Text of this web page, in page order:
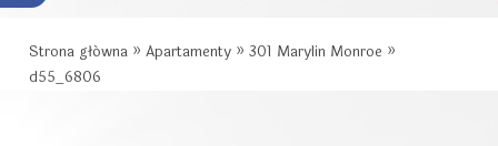
Strona główna » Apartamenty » 301 Marylin Monroe »
d55_6806